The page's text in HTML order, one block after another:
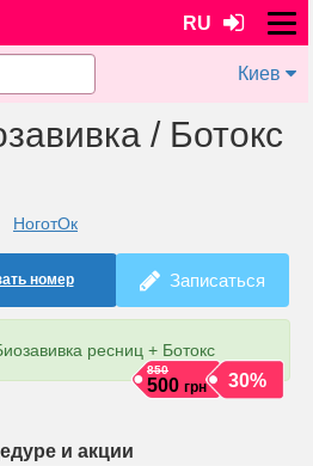
RU
Киев
/ Ботокс
НоготОк
номер Записаться
ресниц + Ботокс
30%
850
500 грн
и акции